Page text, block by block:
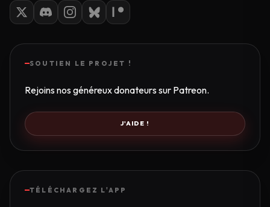
SOUTIEN LE PROJET !
Rejoins nos généreux donateurs sur Patreon.
J'AIDE !
TÉLÉCHARGEZ L'APP